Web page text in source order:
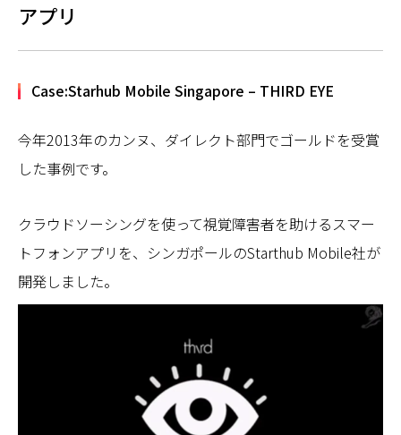
アプリ
Case:Starhub Mobile Singapore – THIRD EYE
今年2013年のカンヌ、ダイレクト部門でゴールドを受賞
した事例です。
クラウドソーシングを使って視覚障害者を助けるスマー
トフォンアプリを、シンガポールのStarthub Mobile社が
開発しました。